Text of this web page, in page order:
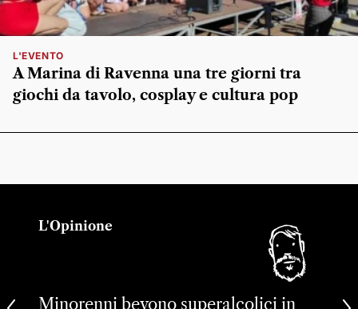
L'EVENTO
A Marina di Ravenna una tre giorni tra
giochi da tavolo, cosplay e cultura pop
L'Opinione
Minorenni bevono superalcolici in